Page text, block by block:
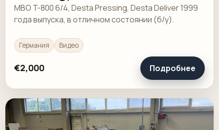
MBO T-800 6/4, Desta Pressing, Desta Deliver 1999
года выпуска, в отличном состоянии (б/у).
Германия Видео
€2,000 Подробнее